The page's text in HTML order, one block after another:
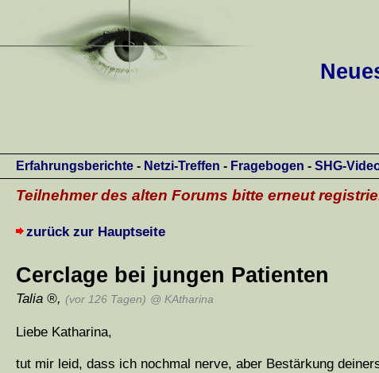
Erfahrungsberichte - Netzi-Treffen - Fragebogen - SHG-
Teilnehmer des alten Forums bitte erneut
zurück zur Hauptseite
Cerclage bei jungen Patienten
Talia , (vor 126 Tagen) @ KAtharina
Liebe Katharina,
tut mir leid, dass ich nochmal nerve, aber Bestärkung